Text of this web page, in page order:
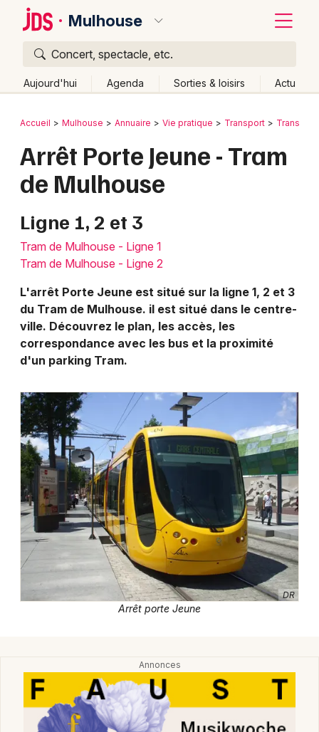
Mulhouse
Concert, spectacle, etc.
Aujourd'hui Agenda Sorties & loisirs Actu
Publier un événement
Activité & Expérience
Foires & salons
Spectacles
Sports
Soirées
Sorties famille
Expos
Sorties & loisirs
Transport en commun dans le Haut-Rhin
Bordeaux
Colmar
Lyon
Marseille
Mulhouse
Montpellier
Nantes
Paris
Strasbourg
Toulouse
Toutes les villes
Retour
Accueil Mulhouse Annuaire Vie pratique Transport
Arrêt Porte Jeune - Tram
de Mulhouse
Ligne 1, 2 et 3
Tram de Mulhouse - Ligne 1
Tram de Mulhouse - Ligne 2
L'arrêt Porte Jeune est situé sur la ligne 1, 2 et 3
du Tram de Mulhouse. il est situé dans le centre-
ville. Découvrez le plan, les accès, les
correspondance avec les bus et la proximité
d'un parking Tram.
DR
Arrêt porte Jeune
Quoi ?
Où ?
Partout
Près de moi Changer de lieu
Quand ?
Aujourd'hui